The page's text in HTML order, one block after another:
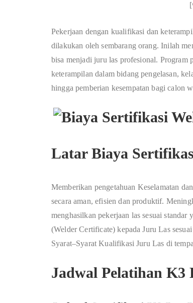
Pekerjaan dengan kualifikasi dan
dilakukan oleh sembarang orang. Inilah
bisa menjadi juru las profesional. Program
keterampilan dalam bidang pengelasan,
hingga pemberian kesempatan bagi calon
Latar Biaya
Memberikan pengetahuan Keselamatan
secara aman, efisien dan produktif.
menghasilkan pekerjaan las sesuai
(Welder Certificate) kepada Juru Las
Syarat–Syarat Kualifikasi Juru Las di
Jadwal Pelatihan K3